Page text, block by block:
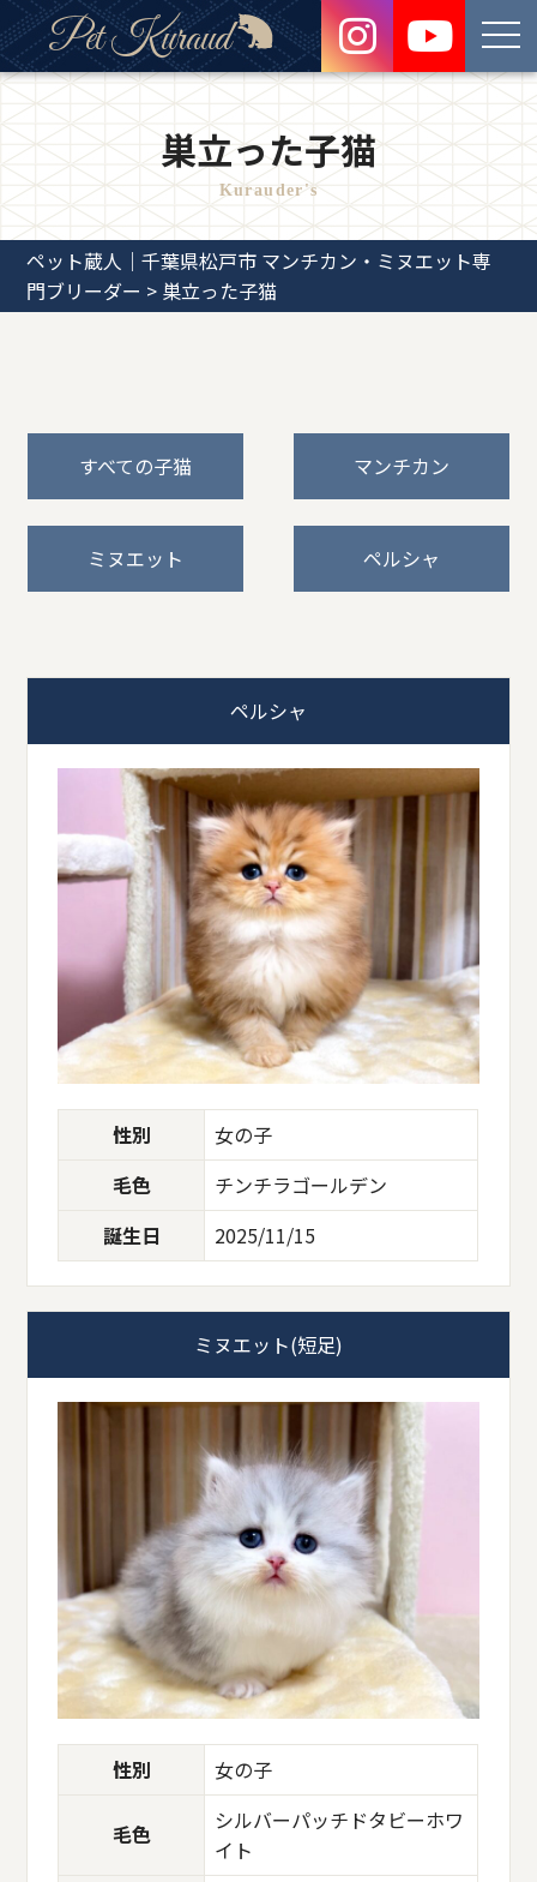
Pet Kuraud
巣立った子猫
Kurauder's
ペット蔵人｜千葉県松戸市 マンチカン・ミヌエット専
門ブリーダー > 巣立った子猫
すべての子猫 マンチカン
ミヌエット ペルシャ
ペルシャ
性別
女の子
毛色
チンチラゴールデン
誕生日
2025/11/15
ミヌエット(短足)
性別 女の子
毛色
シルバーパッチドタビーホワ
イト